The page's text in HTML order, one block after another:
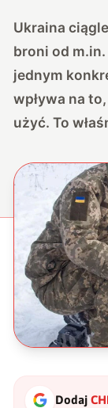
Ukraina
broni od m.in.
jednym
wpływa na
użyć. To
Dodaj